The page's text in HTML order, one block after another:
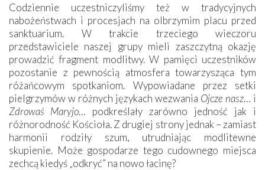
Codziennie uczestniczyliśmy też w tradycyjnych
nabożeństwach i procesjach na olbrzymim placu przed
sanktuarium. W trakcie trzeciego wieczoru
przedstawiciele naszej grupy mieli zaszczytną okazję
prowadzić fragment modlitwy. W pamięci uczestników
pozostanie z pewnością atmosfera towarzysząca tym
różańcowym spotkaniom. Wypowiadane przez setki
pielgrzymów w różnych językach wezwania Ojcze nasz… i
Zdrowaś Maryjo… podkreślały zarówno jedność jak i
różnorodność Kościoła. Z drugiej strony jednak – zamiast
harmonii rodziły szum, utrudniając modlitewne
skupienie. Może gospodarze tego cudownego miejsca
zechcą kiedyś „odkryć” na nowo łacinę?